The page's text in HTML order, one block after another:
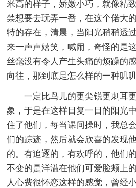
米高的样子，娇嫩小巧，就像精
禁想要去玩弄一番，在这个偌大
特的存在，清晨，当阳光稍稍透
来一声声嬉笑，喊闹，奇怪的是
丝毫没有令人产生头痛的烦躁的
向往，那到底是怎么样的一种叽
一定比鸟儿的更尖锐更刺耳
象，于是在这样日复一日的阳光
住了他们，每当课间操时，我总
们的踪迹，然后就会欣喜的发现
的。有追逐的，有欢呼的，他们
不变的是洋溢在他们可爱脸颊上
人心费很怀恋这样的感觉，曾经